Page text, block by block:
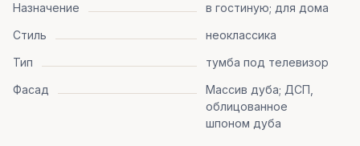
Назначение
в гостиную; для дома
Стиль
неоклассика
Тип
тумба под телевизор
Фасад
Массив дуба; ДСП,
облицованное
шпоном дуба